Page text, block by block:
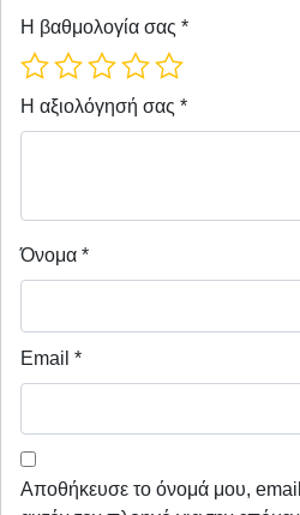
Η βαθμολογία σας *
Η αξιολόγησή σας *
Όνομα *
Email *
Αποθήκευσε το όνομά μου,